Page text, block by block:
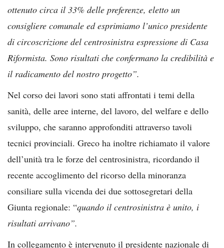
ottenuto circa il 33% delle preferenze, eletto un
consigliere comunale ed esprimiamo l’unico presidente
di circoscrizione del centrosinistra espressione di Casa
Riformista. Sono risultati che confermano la credibilità e
il radicamento del nostro progetto”.
Nel corso dei lavori sono stati affrontati i temi della
sanità, delle aree interne, del lavoro, del welfare e dello
sviluppo, che saranno approfonditi attraverso tavoli
tecnici provinciali. Greco ha inoltre richiamato il valore
dell’unità tra le forze del centrosinistra, ricordando il
recente accoglimento del ricorso della minoranza
consiliare sulla vicenda dei due sottosegretari della
Giunta regionale: “quando il centrosinistra è unito, i
risultati arrivano”.
In collegamento è intervenuto il presidente nazionale di